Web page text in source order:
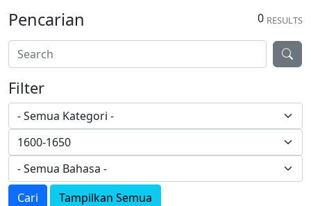
0 RESULTS
Pencarian
Filter
Cari Tampilkan Semua